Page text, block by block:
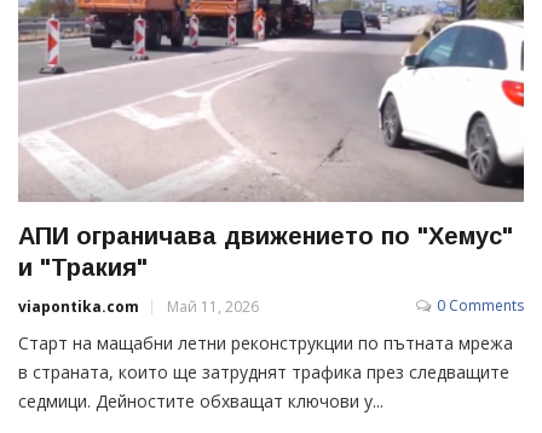
АПИ ограничава движението по "Хемус"
и "Тракия"
viapontika.com Май 11, 2026 0 Comments
Старт на мащабни летни реконструкции по пътната мрежа
в страната, които ще затруднят трафика през следващите
седмици. Дейностите обхващат ключови у...